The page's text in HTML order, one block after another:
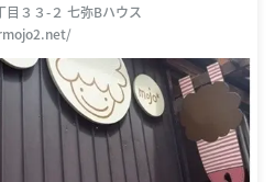
３３-２ 七弥Bハウス